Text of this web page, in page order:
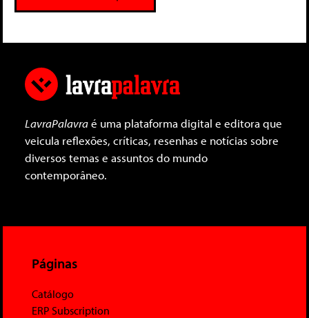
LavraPalavraé uma plataforma digital e editora que
veicula reflexões, críticas, resenhas e notícias sobre
diversos temas e assuntos do mundo
contemporâneo.
Páginas
Catálogo
ERP Subscription